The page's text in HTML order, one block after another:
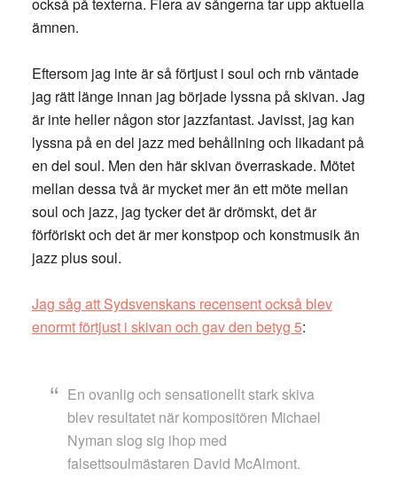
ämnen.
Eftersom jag inte är så förtjust i soul och rnb väntade
jag rätt länge innan jag började lyssna på skivan. Jag
är inte heller någon stor jazzfantast. Javisst, jag kan
lyssna på en del jazz med behållning och likadant på
en del soul. Men den här skivan överraskade. Mötet
mellan dessa två är mycket mer än ett möte mellan
soul och jazz, jag tycker det är drömskt, det är
förföriskt och det är mer konstpop och konstmusik än
jazz plus soul.
Jag såg att Sydsvenskans recensent också blev
enormt förtjust i skivan och gav den betyg 5:
En ovanlig och sensationellt stark skiva
blev resultatet när kompositören Michael
Nyman slog sig ihop med
falsettsoulmästaren David McAlmont.